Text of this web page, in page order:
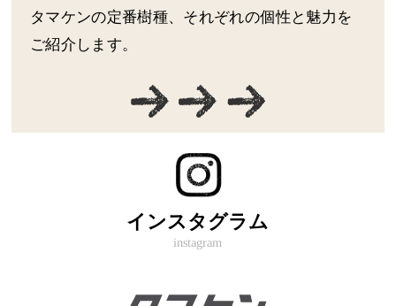
タマケンの定番樹種、それぞれの個性と魅力を
ご紹介します。
インスタグラム
instagram